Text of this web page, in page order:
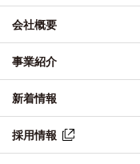
会社概要
事業紹介
新着情報
採用情報